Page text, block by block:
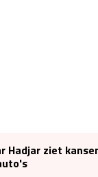
Hadjar ziet